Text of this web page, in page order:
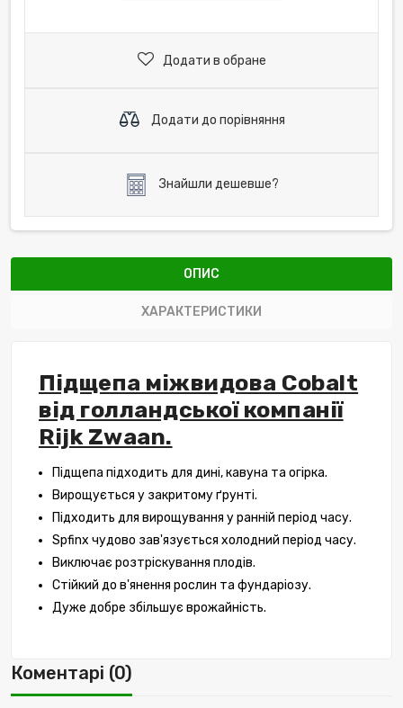
Додати в обране
Додати до порівняння
Знайшли дешевше?
ОПИС
ХАРАКТЕРИСТИКИ
Підщепа міжвидова Cobalt
від голландської компанії
Rijk Zwaan.
Підщепа підходить для дині, кавуна та огірка.
Вирощується у закритому ґрунті.
Підходить для вирощування у ранній період часу.
Spfinx чудово зав'язується холодний період часу.
Виключає розтріскування плодів.
Стійкий до в'янення рослин та фундаріозу.
Дуже добре збільшує врожайність.
Коментарі (0)